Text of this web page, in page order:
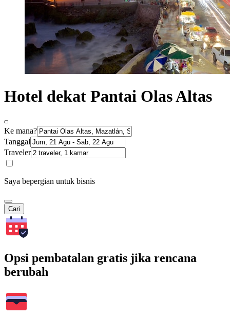
Hotel dekat Pantai Olas Altas
Ke mana?
Tanggal
Traveler
Saya bepergian untuk bisnis
Cari
Opsi pembatalan gratis jika rencana
berubah